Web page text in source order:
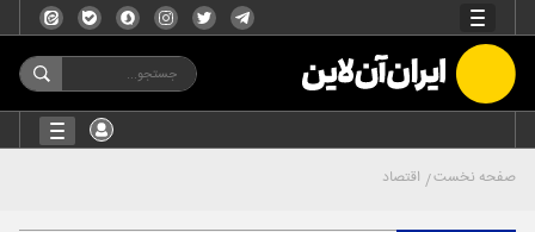
صفحه نخست اقتصاد